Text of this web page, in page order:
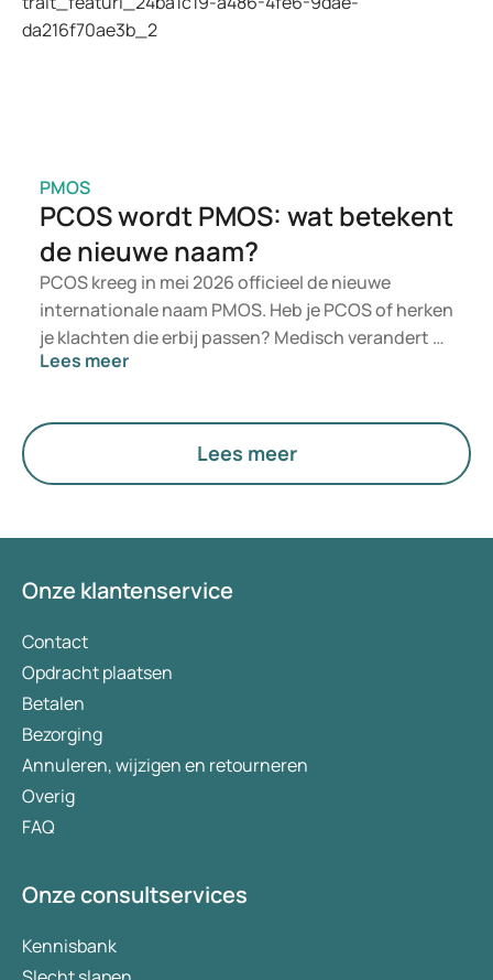
PMOS
PCOS wordt PMOS: wat betekent
de nieuwe naam?
PCOS kreeg in mei 2026 officieel de nieuwe
internationale naam PMOS. Heb je PCOS of herken
je klachten die erbij passen? Medisch verandert er
niet direct iets. De nieuwe term legt meer nadruk
eierstokken.
Lees meer
Lees meer
Onze klantenservice
Contact
Opdracht plaatsen
Betalen
Bezorging
Annuleren, wijzigen en retourneren
Overig
FAQ
Onze consultservices
Kennisbank